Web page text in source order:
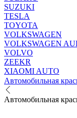
SUZUKI
TESLA
TOYOTA
VOLKSWAGEN
VOLKSWAGEN
VOLVO
ZEEKR
XIAOMI AUTO
Автомобильная
Автомобильная